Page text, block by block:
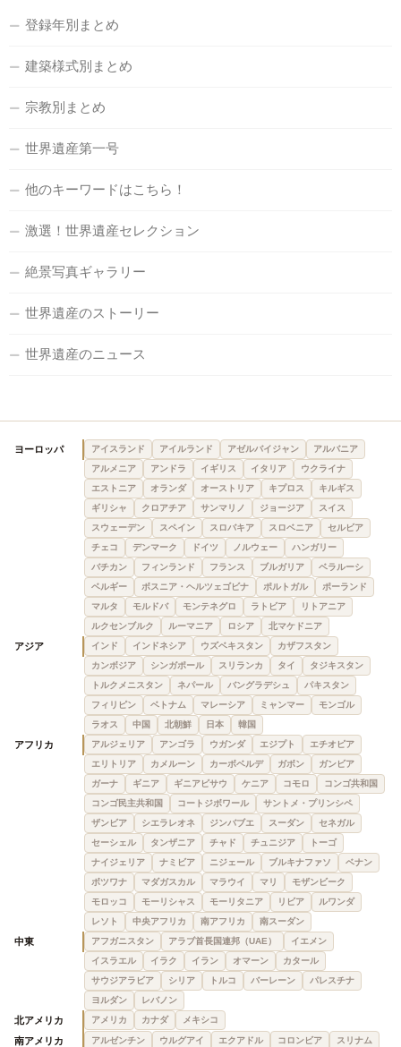
登録年別まとめ
建築様式別まとめ
宗教別まとめ
世界遺産第一号
他のキーワードはこちら！
激選！世界遺産セレクション
絶景写真ギャラリー
世界遺産のストーリー
世界遺産のニュース
ヨーロッパ アイスランド アイルランド アゼルバイジャン
アルバニア
アルメニア
アンドラ イギリス イタリア
ウクライナ
エストニア
オランダ オーストリア キプロス
キルギス
ギリシャ
クロアチア サンマリノ ジョージア
スイス
スウェーデン
スペイン スロバキア スロベニア
セルビア
チェコ
デンマーク ドイツ ノルウェー
ハンガリー
バチカン
フィンランド フランス ブルガリア
ベラルーシ
ベルギー
ボスニア・ヘルツェゴビナ ポルトガル
ポーランド
マルタ
モルドバ モンテネグロ ラトビア
リトアニア
ルクセンブルク
ルーマニア ロシア 北マケドニア
アジア インド インドネシア ウズベキスタン
カザフスタン
カンボジア
シンガポール スリランカ タイ
タジキスタン
トルクメニスタン
ネパール バングラデシュ
パキスタン
フィリピン
ベトナム マレーシア ミャンマー
モンゴル
ラオス
中国 北朝鮮 日本 韓国
アフリカ アルジェリア アンゴラ ウガンダ エジプト
エチオピア
エリトリア
カメルーン カーボベルデ ガボン
ガンビア
ガーナ
ギニア ギニアビサウ ケニア コモロ
コンゴ共和国
コンゴ民主共和国
コートジボワール
サントメ・プリンシペ
ザンビア
シエラレオネ ジンバブエ スーダン
セネガル
セーシェル
タンザニア チャド チュニジア
トーゴ
ナイジェリア
ナミビア ニジェール ブルキナファソ
ベナン
ボツワナ
マダガスカル マラウイ マリ
モザンビーク
モロッコ
モーリシャス モーリタニア リビア
ルワンダ
レソト
中央アフリカ 南アフリカ 南スーダン
中東 アフガニスタン アラブ首長国連邦（UAE）
イエメン
イスラエル
イラク イラン オマーン
カタール
サウジアラビア
シリア トルコ バーレーン
パレスチナ
ヨルダン
レバノン
北アメリカ アメリカ カナダ メキシコ
南アメリカ アルゼンチン ウルグアイ エクアドル コロンビア スリナム